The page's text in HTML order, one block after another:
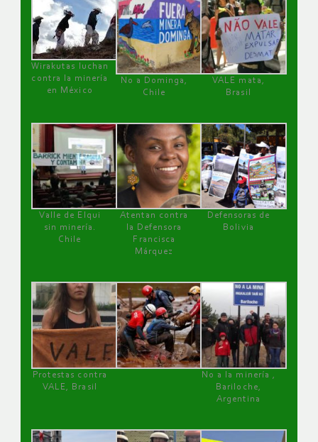
Wirakutas luchan
contra la minería
en México
No a Dominga,
Chile
VALE mata,
Brasil
Valle de Elqui
sin minería.
Chile
Atentan contra
la Defensora
Francisca
Márquez
Defensoras de
Bolivia
Protestas contra
VALE, Brasil
No a la minería ,
Bariloche,
Argentina